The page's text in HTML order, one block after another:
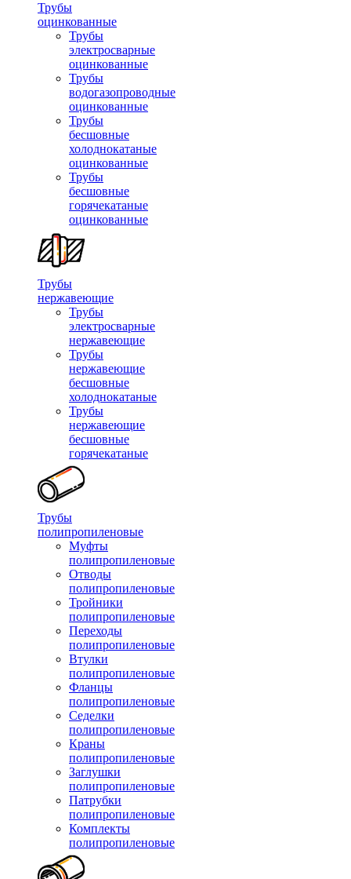
Трубы
оцинкованные
Трубы
электросварные
оцинкованные
Трубы
водогазопроводные
оцинкованные
Трубы
бесшовные
холоднокатаные
оцинкованные
Трубы
бесшовные
горячекатаные
оцинкованные
Трубы
нержавеющие
Трубы
электросварные
нержавеющие
Трубы
нержавеющие
бесшовные
холоднокатаные
Трубы
нержавеющие
бесшовные
горячекатаные
Трубы
полипропиленовые
Муфты
полипропиленовые
Отводы
полипропиленовые
Тройники
полипропиленовые
Переходы
полипропиленовые
Втулки
полипропиленовые
Фланцы
полипропиленовые
Седелки
полипропиленовые
Краны
полипропиленовые
Заглушки
полипропиленовые
Патрубки
полипропиленовые
Комплекты
полипропиленовые